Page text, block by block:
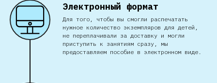
Электронный формат
Для того, чтобы вы смогли распечатать
нужное количество экземпляров для детей,
не переплачивали за доставку и могли
приступить к занятиям сразу, мы
предоставляем пособие в электронном виде.